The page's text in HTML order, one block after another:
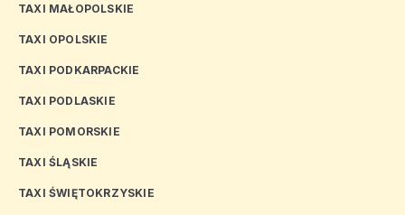
TAXI MAŁOPOLSKIE
TAXI OPOLSKIE
TAXI PODKARPACKIE
TAXI PODLASKIE
TAXI POMORSKIE
TAXI ŚLĄSKIE
TAXI ŚWIĘTOKRZYSKIE